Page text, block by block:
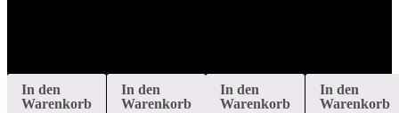
In den
Warenkorb
In den
Warenkorb
In den
Warenkorb
In den
Warenkorb